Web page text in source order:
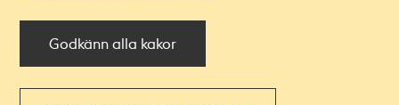
Godkänn alla kakor